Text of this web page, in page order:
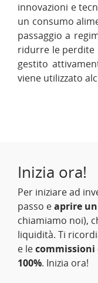
innovazioni e
un consumo
passaggio a
ridurre le perdite
gestito
viene utilizzato
Inizia ora!
Per iniziare ad
passo eaprire
chiamiamo noi),
liquidità. Ti
e lecommissioni
100%. Inizia ora!